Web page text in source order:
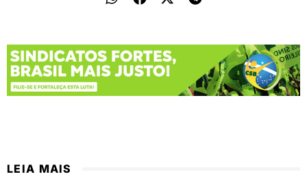
LEIA MAIS